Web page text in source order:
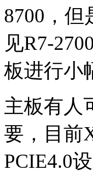
8700，但
见R7-
板进行小
主板有人
要，目前
PCIE4.0